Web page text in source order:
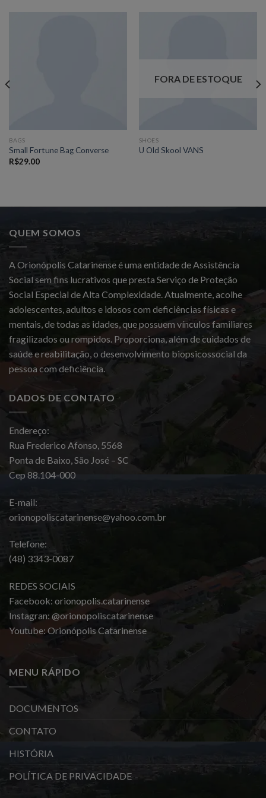
BAGS
Small Fortune Bag Converse
R$29.00
FORA DE ESTOQUE
SHOES
U Old Skool VANS
QUEM SOMOS
A Orionópolis Catarinense é uma entidade de Assistência
Social sem fins lucrativos que presta Serviço de Proteção
Social Especial de Alta Complexidade. Atualmente, acolhe
adolescentes, adultos e idosos com deficiências físicas e
mentais, de todas as idades, que possuem vínculos familiares
fragilizados ou rompidos. Proporciona, além de cuidados de
saúde e reabilitação, o desenvolvimento biopsicossocial da
pessoa com deficiência.
DADOS DE CONTATO
Endereço:
Rua Frederico Afonso, 5568
Ponta de Baixo, São José – SC
Cep 88.104-000
E-mail:
orionopoliscatarinense@yahoo.com.br
Telefone:
(48) 3343-0087
REDES SOCIAIS
Facebook: orionopolis.catarinense
Instagran: @orionopoliscatarinense
Youtube: Orionópolis Catarinense
MENU RÁPIDO
DOCUMENTOS
CONTATO
HISTÓRIA
POLÍTICA DE PRIVACIDADE